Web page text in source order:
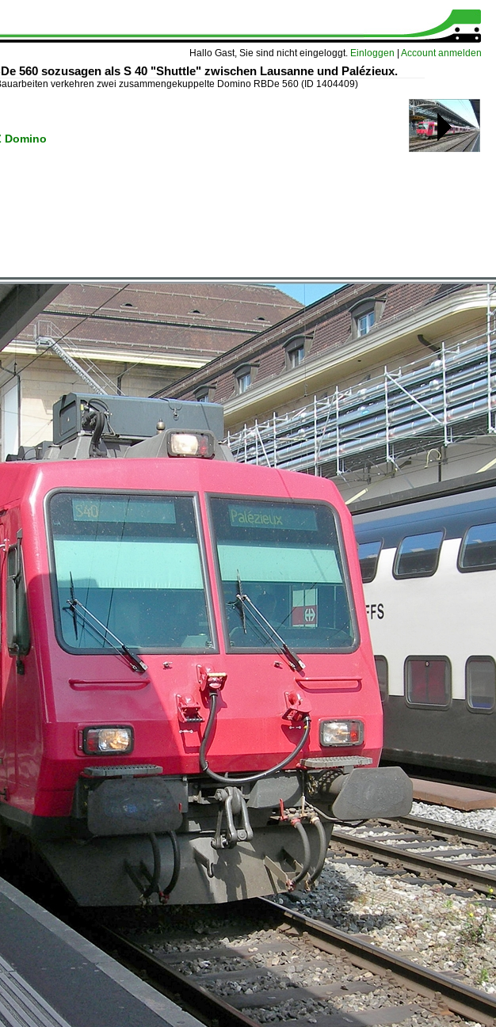
Hallo Gast, Sie sind nicht eingeloggt. Einloggen Account anmelden
560 sozusagen als S 40 "Shuttle" zwischen Lausanne und Palézieux.
verkehren zwei zusammengekuppelte Domino RBDe 560 (ID 1404409)
Domino